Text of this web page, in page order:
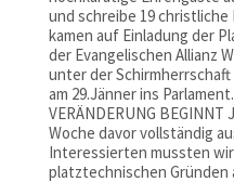
und schreibe 19 christliche
kamen auf Einladung der
der Evangelischen Allianz
unter der Schirmherrschaft
am 29.Jänner ins
VERÄNDERUNG
Woche davor vollständig
Interessierten mussten
platztechnischen Gründen